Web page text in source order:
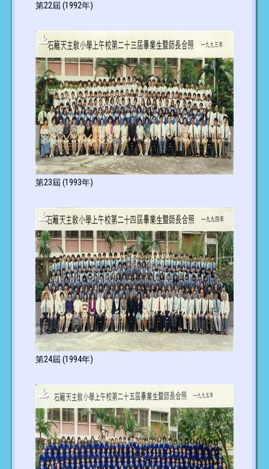
第22屆 (1992年)
第23屆 (1993年)
第24屆 (1994年)